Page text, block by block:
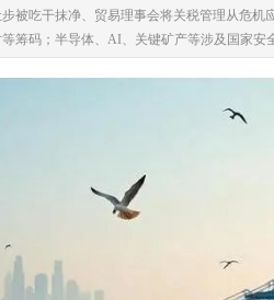
被吃干抹净、贸易理事会将关税管理从危
筹码；半导体、AI、关键矿产等涉及国家安